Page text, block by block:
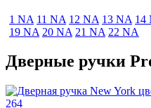
1 NA 11 NA 12 NA 13 NA 14
19 NA 20 NA 21 NA 22 NA
Дверные ручки